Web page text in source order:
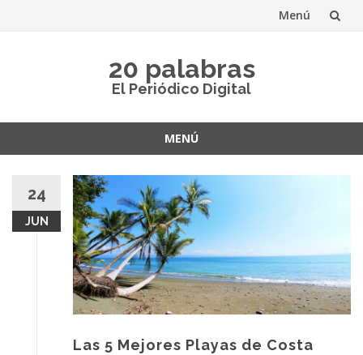
Menú
20 palabras
El Periódico Digital
MENÚ
contenido
24
JUN
Las 5 Mejores Playas de Costa